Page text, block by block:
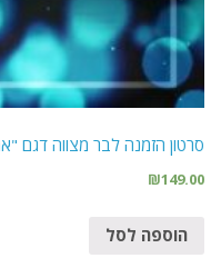
סרטון הזמנה לבר מצווה דגם
₪149.00
הוספה לסל